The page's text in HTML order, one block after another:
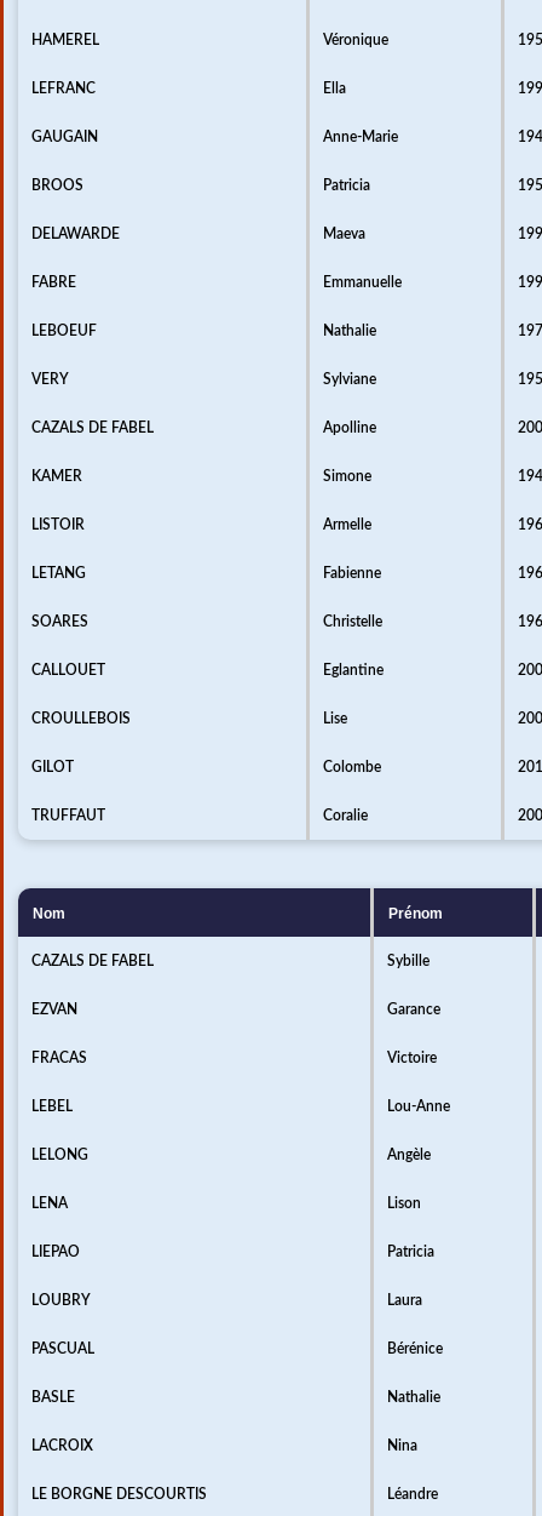
HAMEREL Véronique
LEFRANC Ella
GAUGAIN Anne-Marie
BROOS Patricia
DELAWARDE Maeva
FABRE Emmanuelle
LEBOEUF Nathalie
VERY Sylviane
CAZALS DE FABEL Apolline
KAMER Simone
LISTOIR Armelle
LETANG Fabienne
SOARES Christelle
CALLOUET Eglantine
CROULLEBOIS Lise
GILOT Colombe
TRUFFAUT Coralie
Nom Prénom
CAZALS DE FABEL Sybille
EZVAN Garance
FRACAS Victoire
LEBEL Lou-Anne
LELONG Angèle
LENA Lison
LIEPAO Patricia
LOUBRY Laura
PASCUAL Bérénice
BASLE Nathalie
LACROIX Nina
LE BORGNE DESCOURTIS Léandre